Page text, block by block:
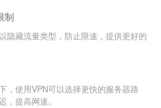
制
隐藏流量类型，防止限速，提供更好的
，使用VPN可以选择更快的服务器路
，提高网速。